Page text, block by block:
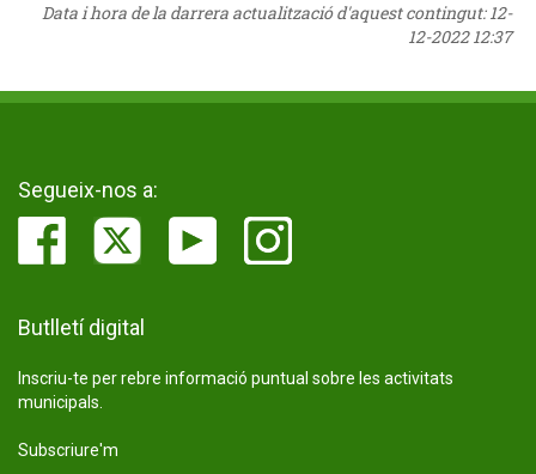
Data i hora de la darrera actualització d'aquest contingut:12-
12-2022 12:37
Segueix-nos a:
Butlletí digital
Inscriu-te per rebre informació puntual sobre les activitats
municipals.
Subscriure'm